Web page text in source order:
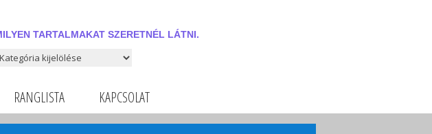
TARTALMAKAT SZERETNÉL LÁTNI.
Milyen tartalmakat szeretnél látni.
RANGLISTA KAPCSOLAT